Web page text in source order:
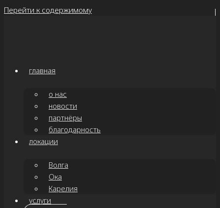
Перейти к содержимому
главная
о нас
новости
партнёры
благодарность
локации
Волга
Ока
Карелия
услуги